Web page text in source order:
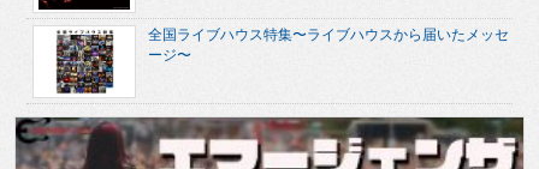
全国ライブハウス特集〜ライブハウスから届いたメッセ
ージ〜